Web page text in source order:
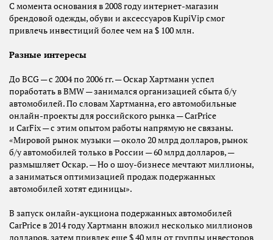
С момента основания в 2008 году интернет-магазин
брендовой одежды, обуви и аксессуаров KupiVip смог
привлечь инвестиций более чем на $ 100 млн.
Разные интересы
До BCG — с 2004 по 2006 гг. — Оскар Хартманн успел
поработать в BMW — занимался организацией сбыта б/у
автомобилей. По словам Хартманна, его автомобильные
онлайн-проекты для российского рынка — CarPrice
и CarFix — с этим опытом работы напрямую не связаны.
«Мировой рынок музыки — около 20 млрд долларов, рынок
б/у автомобилей только в России — 60 млрд долларов, —
размышляет Оскар. — Но о шоу-бизнесе мечтают миллионы,
а заниматься оптимизацией продаж подержанных
автомобилей хотят единицы».
В запуск онлайн-аукциона подержанных автомобилей
CarPrice в 2014 году Хартманн вложил несколько миллионов
долларов, затем привлек еще $ 40 млн от группы инвесторов